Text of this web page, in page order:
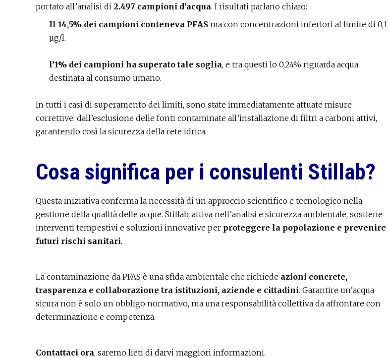
portato all’analisi di 2.497 campioni d’acqua. I risultati parlano chiaro:
Il 14,5% dei campioni conteneva PFAS ma con concentrazioni inferiori al limite di 0,1
µg/l.
l’1% dei campioni ha superato tale soglia, e tra questi lo 0,24% riguarda acqua
destinata al consumo umano.
In tutti i casi di superamento dei limiti, sono state immediatamente attuate misure
correttive: dall’esclusione delle fonti contaminate all’installazione di filtri a carboni attivi,
garantendo così la sicurezza della rete idrica.
Cosa significa per i consulenti Stillab?
Questa iniziativa conferma la necessità di un approccio scientifico e tecnologico nella
gestione della qualità delle acque. Stillab, attiva nell’analisi e sicurezza ambientale, sostiene
interventi tempestivi e soluzioni innovative per proteggere la popolazione e prevenire
futuri rischi sanitari.
La contaminazione da PFAS è una sfida ambientale che richiede azioni concrete,
trasparenza e collaborazione tra istituzioni, aziende e cittadini. Garantire un’acqua
sicura non è solo un obbligo normativo, ma una responsabilità collettiva da affrontare con
determinazione e competenza.
Contattaci ora, saremo lieti di darvi maggiori informazioni.